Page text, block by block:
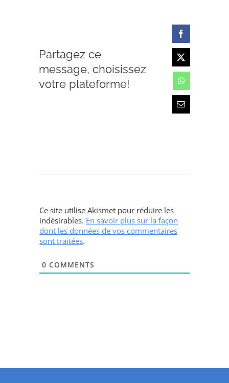
Partagez ce
message, choisissez
votre plateforme!
Facebook
X
WhatsApp
Email
Ce site utilise Akismet pour réduire les
indésirables. En savoir plus sur la façon
dont les données de vos commentaires
sont traitées.
0 COMMENTS